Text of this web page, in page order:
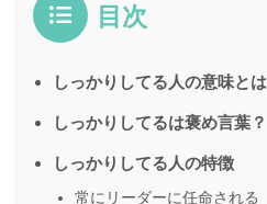
目次
しっかりしてる人の意味とは
しっかりしてるは褒め言葉？
しっかりしてる人の特徴
常にリーダーに任命される